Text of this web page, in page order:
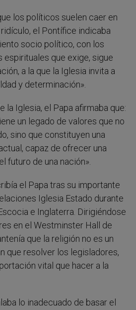
los políticos suelen caer en
el Pontífice indicaba
socio político, con los
que exige, sigue
a la que la Iglesia invita a
y determinación».
la Iglesia, el Papa afirmaba que:
un legado de valores que no
sino que constituyen una
capaz de ofrecer una
futuro de una nación».
el Papa tras su importante
Iglesia Estado durante
e Inglaterra. Dirigiéndose
en el Westminster Hall de
que la religión no es un
que resolver los legisladores,
vital que hacer a la
lo inadecuado de basar el